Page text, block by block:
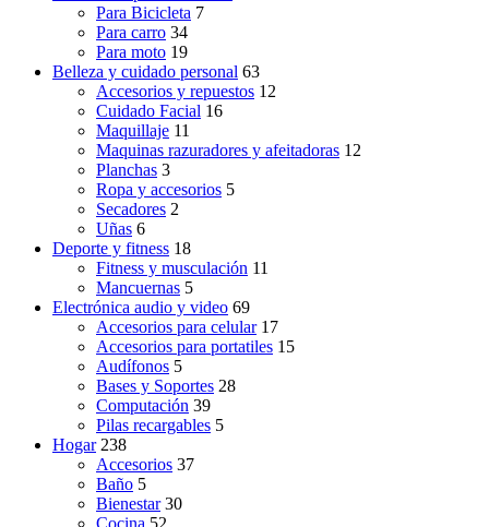
Para Bicicleta 7
Para carro 34
Para moto 19
Belleza y cuidado personal 63
Accesorios y repuestos 12
Cuidado Facial 16
Maquillaje 11
Maquinas razuradores y afeitadoras 12
Planchas 3
Ropa y accesorios 5
Secadores 2
Uñas 6
Deporte y fitness 18
Fitness y musculación 11
Mancuernas 5
Electrónica audio y video 69
Accesorios para celular 17
Accesorios para portatiles 15
Audífonos 5
Bases y Soportes 28
Computación 39
Pilas recargables 5
Hogar 238
Accesorios 37
Baño 5
Bienestar 30